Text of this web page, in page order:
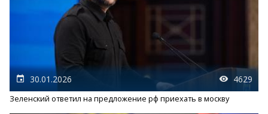
30.01.2026 4629
Зеленский ответил на предложение рф приехать в москву